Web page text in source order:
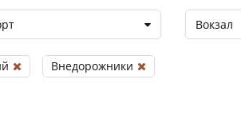
Вокзал
Внедорожники